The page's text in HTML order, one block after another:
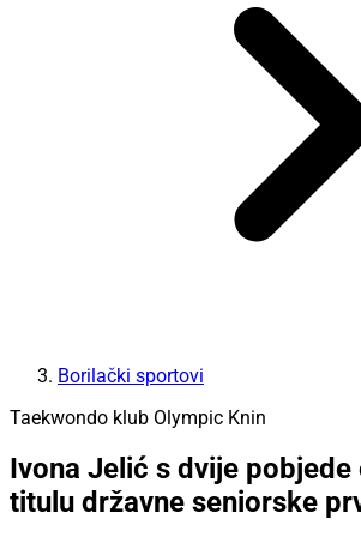
Borilački sportovi
Taekwondo klub Olympic Knin
Ivona Jelić s dvije pobjede
titulu državne seniorske